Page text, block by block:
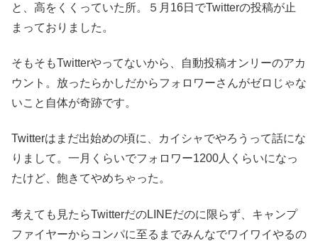
と、高をくくっていた所。５月16日でTwitterの投稿が止
まっておりました。
そもそもTwitterやってないから、自動投稿オンリーのアカ
ウント。放ったらかしだからフォロワーさんがゼロじゃな
いこと自体が奇跡です。
Twitterはまだ出始めの頃に、カイシャでやろうって話にな
りまして。一月くらいでフォロワー1200人くらいになっ
たけど、飽きてやめちゃった。
考えても見たらTwitterだのLINEだのに限らず、キャンプ
ファイヤーからコンパに至るまでみんなでワイワイやるの